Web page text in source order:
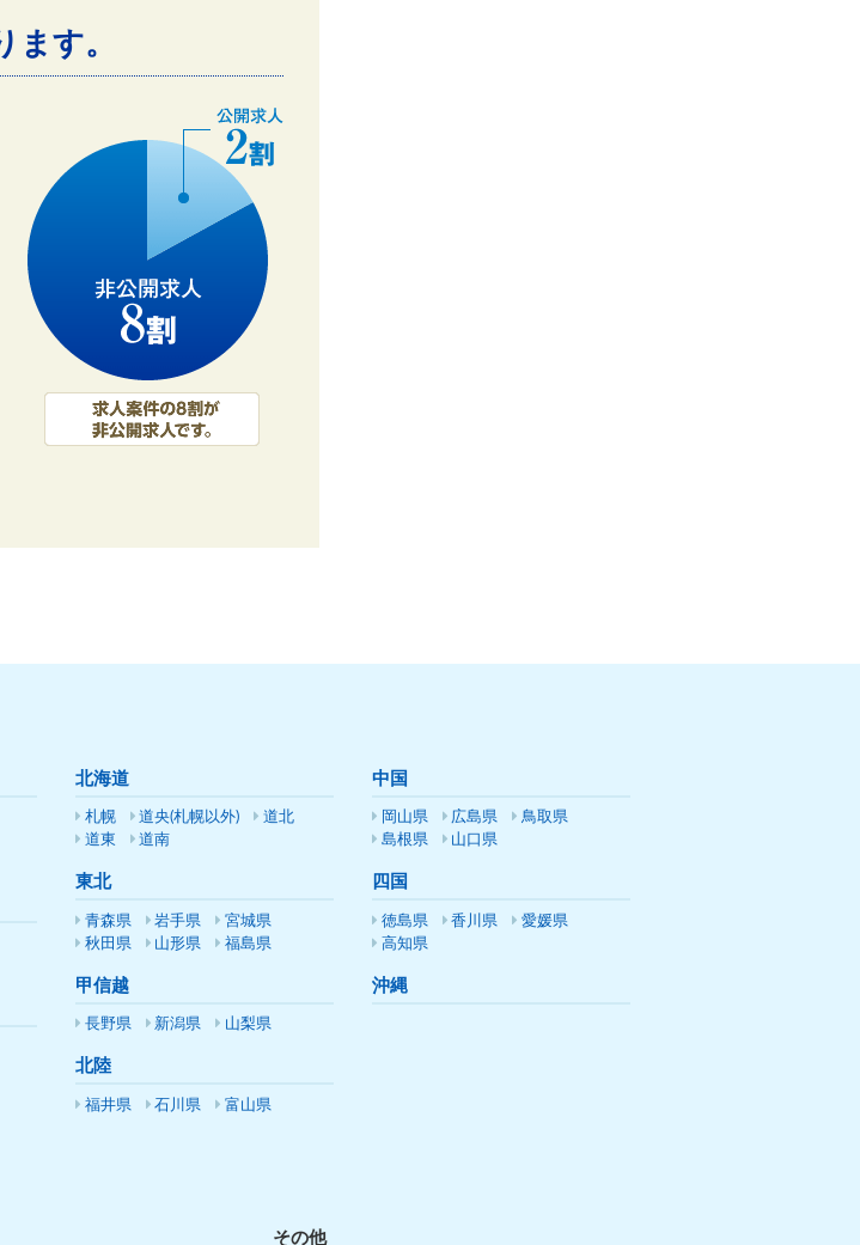
ます。
北海道
札幌 道央(札幌以外)
道北
道東
道南
東北
青森県 岩手県
宮城県
秋田県
山形県 福島県
甲信越
長野県 新潟県 山梨県
北陸
福井県 石川県 富山県
中国
岡山県 広島県
鳥取県
島根県
山口県
四国
徳島県 香川県
愛媛県
高知県
沖縄
その他